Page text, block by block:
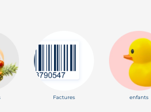
Factures enfants